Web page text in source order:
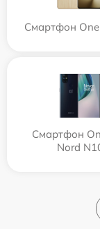
Смартфон
Смартфон
Nord